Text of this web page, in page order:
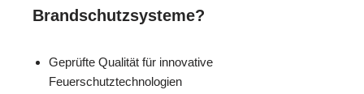
Brandschutzsysteme?
Geprüfte Qualität für innovative
Feuerschutztechnologien